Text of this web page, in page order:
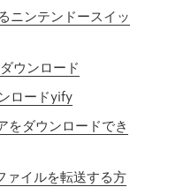
ニンテンドースイッ
ウンロード
ロードyify
をダウンロードでき
ァイルを転送する方